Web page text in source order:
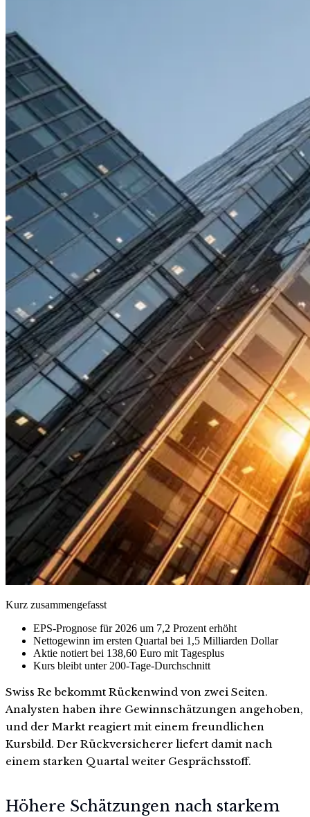
Kurz zusammengefasst
EPS-Prognose für 2026 um 7,2 Prozent erhöht
Nettogewinn im ersten Quartal bei 1,5 Milliarden Dollar
Aktie notiert bei 138,60 Euro mit Tagesplus
Kurs bleibt unter 200-Tage-Durchschnitt
Swiss Re bekommt Rückenwind von zwei Seiten.
Analysten haben ihre Gewinnschätzungen angehoben,
und der Markt reagiert mit einem freundlichen
Kursbild. Der Rückversicherer liefert damit nach
einem starken Quartal weiter Gesprächsstoff.
Höhere Schätzungen nach starkem